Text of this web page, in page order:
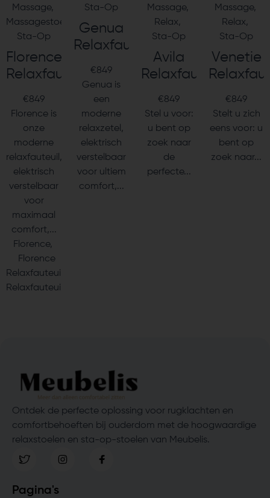
Massage,
Massagestoelen
,
Sta-Op
Florence
Relaxfauteuil
€849
Florence is
onze
moderne
relaxfauteuil,
elektrisch
verstelbaar
voor
maximaal
comfort,...
Florence,
Florence
Relaxfauteuil
Relaxfauteuil
Sta-Op
Genua
Relaxfauteuil
€849
Genua is
een
moderne
relaxzetel,
elektrisch
verstelbaar
voor ultiem
comfort,...
Massage,
Relax,
Sta-Op
Avila
Relaxfauteuil
€849
Stel u voor:
u bent op
zoek naar
de
perfecte...
Massage,
Relax,
Sta-Op
Venetie
€849
Stelt u zich
eens voor: u
bent op
zoek naar...
Ontdek de perfecte oplossing voor rugklachten en
comfortbehoeften bij ouderdom met de hoogwaardige
relaxstoelen en sta-op-stoelen van Meubelis.
Pagina's